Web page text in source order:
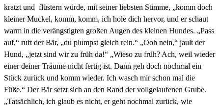
kratzt und flüstern würde, mit seiner liebsten Stimme, „komm doch
kleiner Muckel, komm, komm, ich hole dich hervor, und er schaut
warm in die verängstigten großen Augen des kleinen Hundes. „Pass
auf,“ ruft der Bär, „du plumpst gleich rein.“ „Ooh nein,“ jault der
Hund, „jetzt sind wir zu früh da!“ „Wieso zu früh? Ach, weil wieder
einer deiner Träume nicht fertig ist. Dann geh doch nochmal ein
Stück zurück und komm wieder. Ich wasch mir schon mal die
Füße.“ Der Bär setzt sich an den Rand der vollgelaufenen Grube.
„Tatsächlich, ich glaub es nicht, er geht nochmal zurück, wie